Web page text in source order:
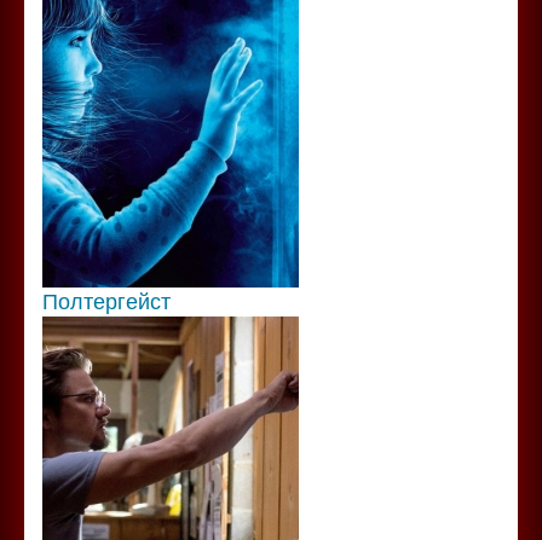
Полтергейст